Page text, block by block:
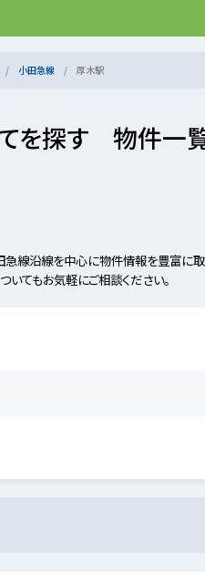
小田急線 厚木駅
てを探す 物件一
線沿線を中心に物件情報を豊富に
いてもお気軽にご相談ください。